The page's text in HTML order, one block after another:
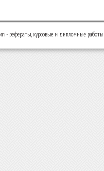
- рефераты, курсовые и дипломные работы